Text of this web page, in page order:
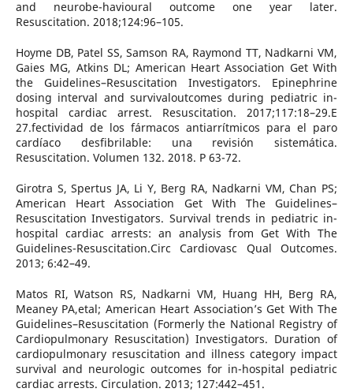
and neurobe-havioural outcome one year later.
Resuscitation. 2018;124:96–105.
Hoyme DB, Patel SS, Samson RA, Raymond TT, Nadkarni VM,
Gaies MG, Atkins DL; American Heart Association Get With
the Guidelines–Resuscitation Investigators. Epinephrine
dosing interval and survivaloutcomes during pediatric in-
hospital cardiac arrest. Resuscitation. 2017;117:18–29.E
27.fectividad de los fármacos antiarrítmicos para el paro
cardíaco desfibrilable: una revisión sistemática.
Resuscitation. Volumen 132. 2018. P 63-72.
Girotra S, Spertus JA, Li Y, Berg RA, Nadkarni VM, Chan PS;
American Heart Association Get With The Guidelines–
Resuscitation Investigators. Survival trends in pediatric in-
hospital cardiac arrests: an analysis from Get With The
Guidelines-Resuscitation.Circ Cardiovasc Qual Outcomes.
2013; 6:42–49.
Matos RI, Watson RS, Nadkarni VM, Huang HH, Berg RA,
Meaney PA,etal; American Heart Association’s Get With The
Guidelines–Resuscitation (Formerly the National Registry of
Cardiopulmonary Resuscitation) Investigators. Duration of
cardiopulmonary resuscitation and illness category impact
survival and neurologic outcomes for in-hospital pediatric
cardiac arrests. Circulation. 2013; 127:442–451.